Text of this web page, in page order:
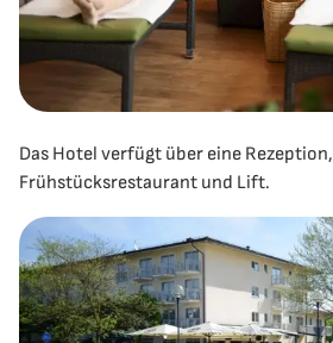
Das Hotel verfügt über eine Rezeption,
Frühstücksrestaurant und Lift.